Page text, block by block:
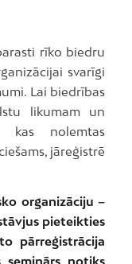
rīko biedru
svarīgi
Lai biedrības
likumam un
kas nolemtas
jāreģistrē
organizāciju –
pieteikties
pārreģistrācija
seminārs notiks